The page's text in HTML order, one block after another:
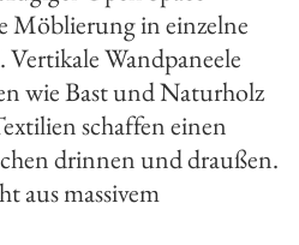
Möblierung in einzelne
Wandpaneele
wie Bast und Naturholz
schaffen einen
drinnen und draußen.
aus massivem